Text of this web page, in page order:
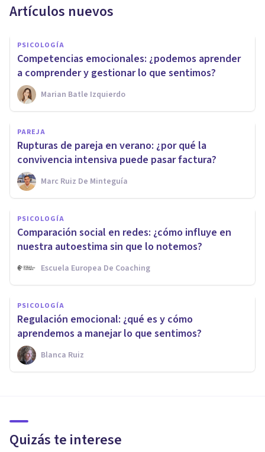
Artículos nuevos
PSICOLOGÍA
Competencias emocionales: ¿podemos aprender
a comprender y gestionar lo que sentimos?
Marian Batle Izquierdo
PAREJA
Rupturas de pareja en verano: ¿por qué la
convivencia intensiva puede pasar factura?
Marc Ruiz De Minteguía
PSICOLOGÍA
Comparación social en redes: ¿cómo influye en
nuestra autoestima sin que lo notemos?
Escuela Europea De Coaching
PSICOLOGÍA
Regulación emocional: ¿qué es y cómo
aprendemos a manejar lo que sentimos?
Blanca Ruiz
Quizás te interese